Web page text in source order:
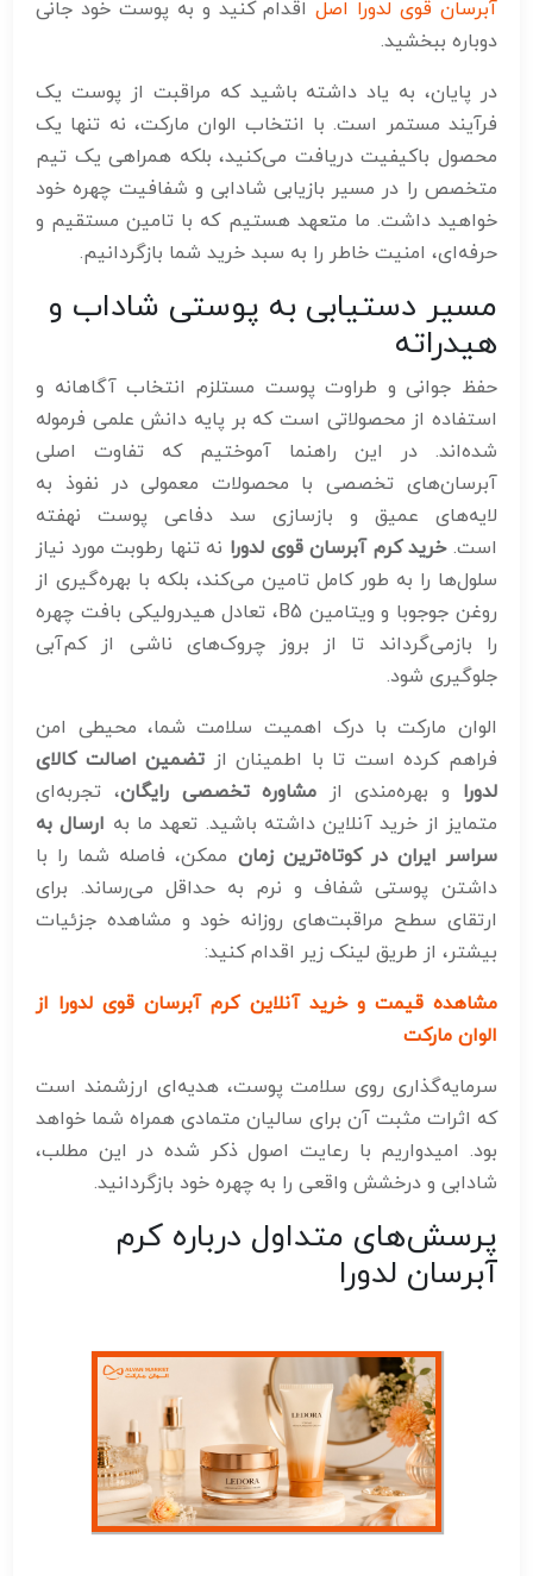
آبرسان قوی لدورا اصلاقدام کنید و به پوست خود جانی
دوباره ببخشید.
در پایان، به یاد داشته باشید که مراقبت از پوست یک
فرآیند مستمر است. با انتخاب الوان مارکت، نه تنها یک
محصول باکیفیت دریافت می‌کنید، بلکه همراهی یک تیم
متخصص را در مسیر بازیابی شادابی و شفافیت چهره خود
خواهید داشت. ما متعهد هستیم که با تامین مستقیم و
حرفه‌ای، امنیت خاطر را به سبد خرید شما بازگردانیم.
مسیر دستیابی به پوستی شاداب و
هیدراته
حفظ جوانی و طراوت پوست مستلزم انتخاب آگاهانه و
استفاده از محصولاتی است که بر پایه دانش علمی فرموله
شده‌اند. در این راهنما آموختیم که تفاوت اصلی
آبرسان‌های تخصصی با محصولات معمولی در نفوذ به
لایه‌های عمیق و بازسازی سد دفاعی پوست نهفته
است.خرید کرم آبرسان قوی لدورا نه تنها رطوبت مورد نیاز
سلول‌ها را به طور کامل تامین می‌کند، بلکه با بهره‌گیری از
روغن جوجوبا و ویتامین B5، تعادل هیدرولیکی بافت چهره
را بازمی‌گرداند تا از بروز چروک‌های ناشی از کم‌آبی
جلوگیری شود.
الوان مارکت با درک اهمیت سلامت شما، محیطی امن
فراهم کرده است تا با اطمینان از تضمین اصالت کالای
لدورا و بهره‌مندی از مشاوره تخصصی رایگان، تجربه‌ای
متمایز از خرید آنلاین داشته باشید. تعهد ما به ارسال به
سراسر ایران در کوتاه‌ترین زمان ممکن، فاصله شما را با
داشتن پوستی شفاف و نرم به حداقل می‌رساند. برای
ارتقای سطح مراقبت‌های روزانه خود و مشاهده جزئیات
بیشتر، از طریق لینک زیر اقدام کنید:
مشاهده قیمت و خرید آنلاین کرم آبرسان قوی لدورا از
الوان مارکت
سرمایه‌گذاری روی سلامت پوست، هدیه‌ای ارزشمند است
که اثرات مثبت آن برای سالیان متمادی همراه شما خواهد
بود. امیدواریم با رعایت اصول ذکر شده در این مطلب،
شادابی و درخشش واقعی را به چهره خود بازگردانید.
پرسش‌های متداول درباره کرم
آبرسان لدورا